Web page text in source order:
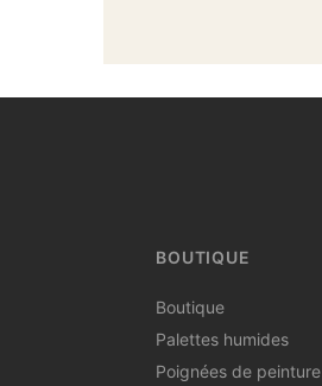
BOUTIQUE
Boutique
Palettes humides
Poignées de peinture